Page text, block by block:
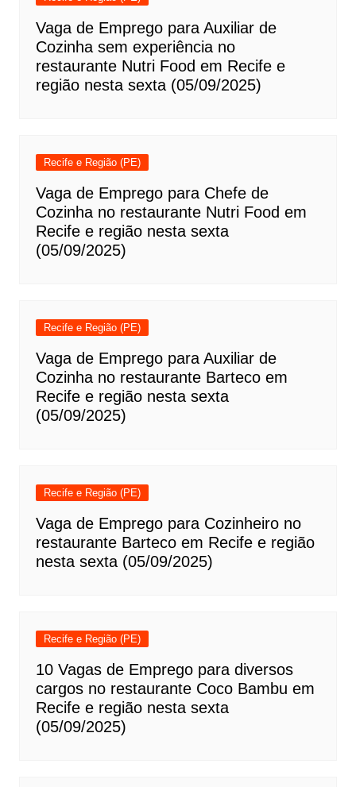
Vaga de Emprego para Auxiliar de
Cozinha sem experiência no
restaurante Nutri Food em Recife e
região nesta sexta (05/09/2025)
Recife e Região (PE)
Vaga de Emprego para Chefe de
Cozinha no restaurante Nutri Food em
Recife e região nesta sexta
(05/09/2025)
Recife e Região (PE)
Vaga de Emprego para Auxiliar de
Cozinha no restaurante Barteco em
Recife e região nesta sexta
(05/09/2025)
Recife e Região (PE)
Vaga de Emprego para Cozinheiro no
restaurante Barteco em Recife e região
nesta sexta (05/09/2025)
Recife e Região (PE)
10 Vagas de Emprego para diversos
cargos no restaurante Coco Bambu em
Recife e região nesta sexta
(05/09/2025)